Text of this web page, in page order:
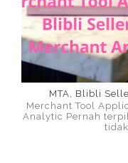
MTA, Blibli
Merchant Tool
Analytic Pernah